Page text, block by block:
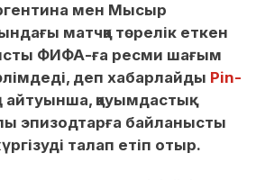
мен Мысыр
матчқа төрелік еткен
ФИФА-ға ресми шағым
деп хабарлайды Pin-
қауымдастық
эпизодтарға байланысты
талап етіп отыр.